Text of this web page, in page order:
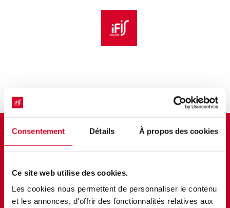
Consentement Détails À propos des cookies
Ce site web utilise des cookies.
Les cookies nous permettent de personnaliser le contenu
et les annonces, d'offrir des fonctionnalités relatives aux
Aborder sur un plan pratique les
sensorielle